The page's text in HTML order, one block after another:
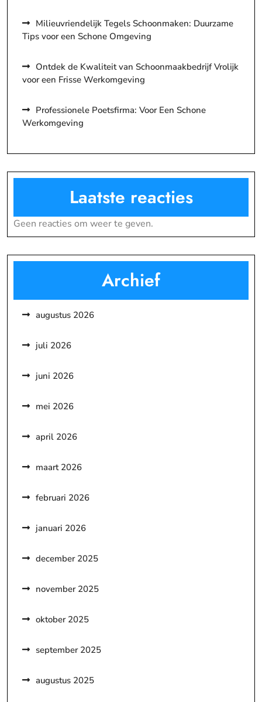
Milieuvriendelijk Tegels Schoonmaken: Duurzame
Tips voor een Schone Omgeving
Ontdek de Kwaliteit van Schoonmaakbedrijf Vrolijk
voor een Frisse Werkomgeving
Professionele Poetsfirma: Voor Een Schone
Werkomgeving
Laatste reacties
Geen reacties om weer te geven.
Archief
augustus 2026
juli 2026
juni 2026
mei 2026
april 2026
maart 2026
februari 2026
januari 2026
december 2025
november 2025
oktober 2025
september 2025
augustus 2025